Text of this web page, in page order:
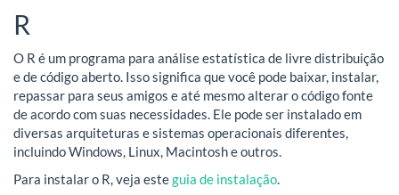
R
O R é um programa para análise estatística de livre distribuição
e de código aberto. Isso significa que você pode baixar, instalar,
repassar para seus amigos e até mesmo alterar o código fonte
de acordo com suas necessidades. Ele pode ser instalado em
diversas arquiteturas e sistemas operacionais diferentes,
incluindo Windows, Linux, Macintosh e outros.
Para instalar o R, veja esteguia de instalação.